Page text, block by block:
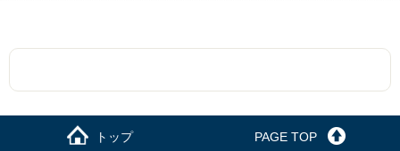
トップ PAGE TOP